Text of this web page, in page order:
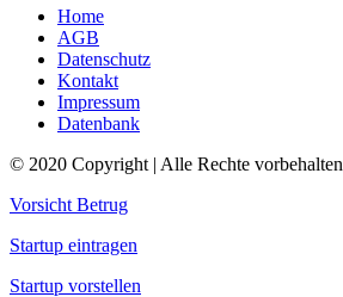
Home
AGB
Datenschutz
Kontakt
Impressum
Datenbank
© 2020 Copyright | Alle Rechte vorbehalten
Vorsicht Betrug
Startup eintragen
Startup vorstellen